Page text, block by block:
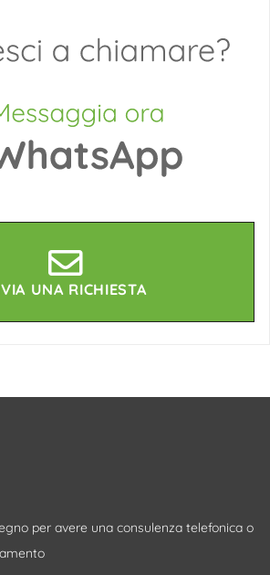
UNA RICHIESTA
per avere una consulenza telefonica o